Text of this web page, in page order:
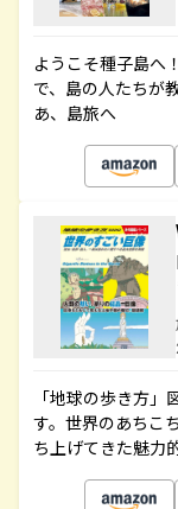
ようこそ種子島へ
で、島の人たちが
あ、島旅へ
「地球の歩き方
す。世界のあちこ
ち上げてきた魅力